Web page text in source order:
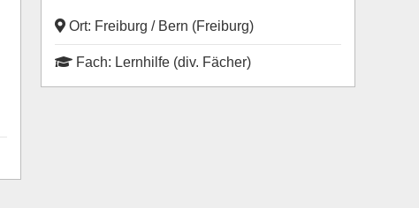
Ort: Freiburg / Bern (Freiburg)
Fach: Lernhilfe (div. Fächer)